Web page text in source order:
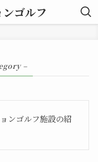
ゴルフ
–
ンゴルフ施設の紹